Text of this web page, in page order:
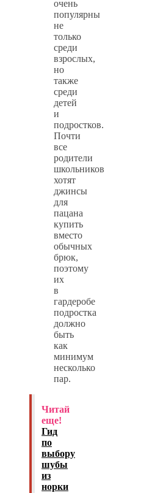
очень
популярны
не
только
среди
взрослых,
но
также
среди
детей
и
подростков.
Почти
все
родители
школьников
хотят
джинсы
для
пацана
купить
вместо
обычных
брюк,
поэтому
их
в
гардеробе
подростка
должно
быть
как
минимум
несколько
пар.
Читай
еще!
Гид
по
выбору
шубы
из
норки